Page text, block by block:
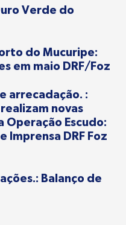
Verde do
do Mucuripe:
em maio DRF/Foz
arrecadação. :
novas
Operação Escudo:
Imprensa DRF Foz
Balanço de